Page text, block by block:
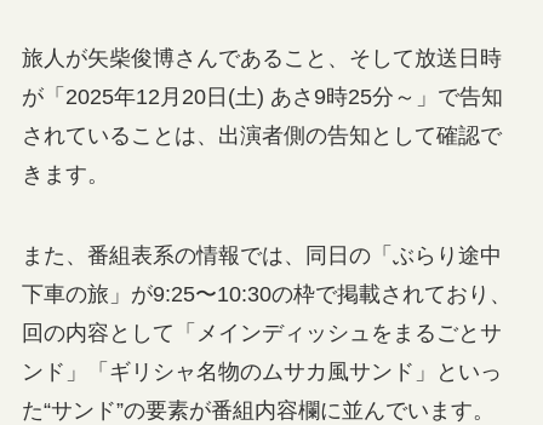
旅人が矢柴俊博さんであること、そして放送日時
が「2025年12月20日(土) あさ9時25分～」で告知
されていることは、出演者側の告知として確認で
きます。
また、番組表系の情報では、同日の「ぶらり途中
下車の旅」が9:25〜10:30の枠で掲載されており、
回の内容として「メインディッシュをまるごとサ
ンド」「ギリシャ名物のムサカ風サンド」といっ
た“サンド”の要素が番組内容欄に並んでいます。